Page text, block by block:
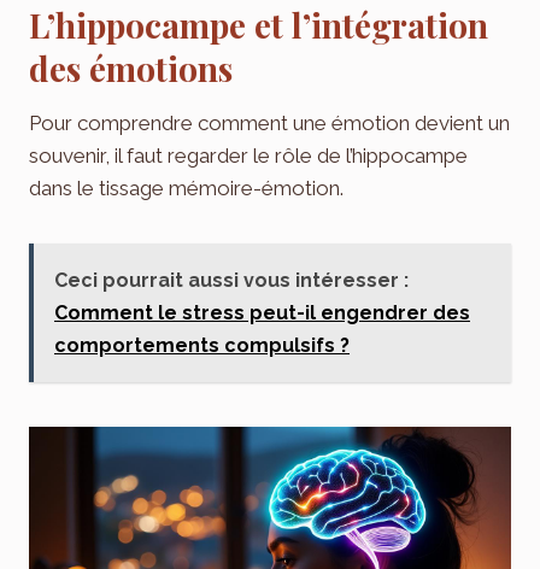
L’hippocampe et l’intégration
des émotions
Pour comprendre comment une émotion devient un
souvenir, il faut regarder le rôle de l’hippocampe
dans le tissage mémoire-émotion.
Ceci pourrait aussi vous intéresser :
Comment le stress peut-il engendrer des
comportements compulsifs ?